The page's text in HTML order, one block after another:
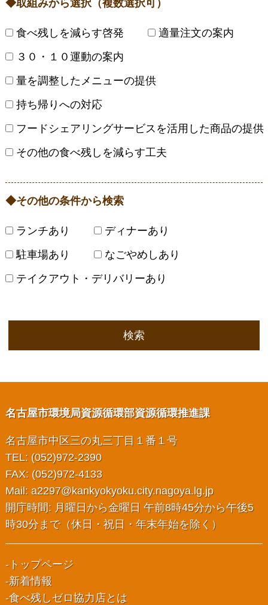
取組みから選択（複数選択可）
食べ残しを減らす啓発
適量注文の案内
３０・１０運動の案内
量を調整したメニューの提供
持ち帰りへの対応
フードシェアリングサービスを活用した商品の提供
その他の食べ残しを減らす工夫
その他の条件から検索
ランチあり
ディナーあり
駐車場あり
なごやめしあり
テイクアウト・デリバリーあり
検索
名古屋市環境局資源循環部資源循環推進課
名古屋市中区三の丸三丁目１番１号
TEL: (052)972-2390
FAX: (052)972-4133
Mail: a2297@kankyokyoku.city.nagoya.lg.jp
開庁時間: 月曜日から金曜日 午前8時45分から午後5
時30分まで（休日・祝日・年末年始を除く）
トップページ
新着情報
食べ残しゼロ協力店とは